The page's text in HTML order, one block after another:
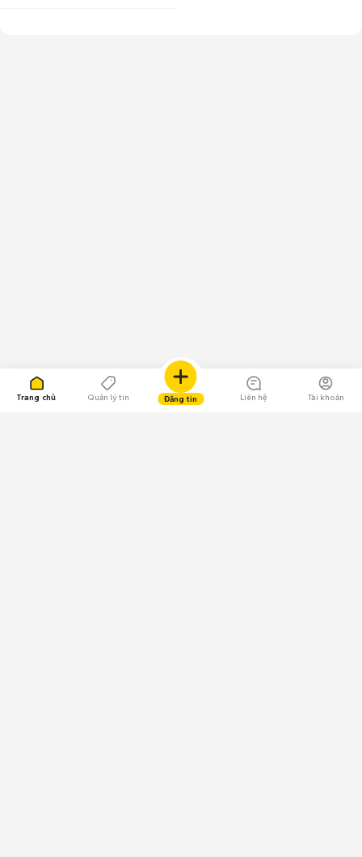
Trang chủ Quản lý tin Đăng tin Liên hệ Tài khoản